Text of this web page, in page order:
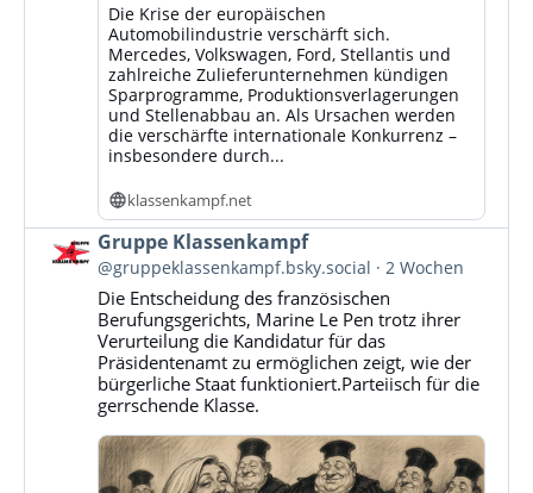
Die Krise der europäischen
Automobilindustrie verschärft sich.
Mercedes, Volkswagen, Ford, Stellantis und
zahlreiche Zulieferunternehmen kündigen
Sparprogramme, Produktionsverlagerungen
und Stellenabbau an. Als Ursachen werden
die verschärfte internationale Konkurrenz –
insbesondere durch...
klassenkampf.net
Beitrag
von
Gruppe
Klassenkampf
Bluesky
ansehen
Gruppe Klassenkampf
@gruppeklassenkampf.bsky.social 2 Wochen
Die Entscheidung des französischen
Berufungsgerichts, Marine Le Pen trotz ihrer
Verurteilung die Kandidatur für das
Präsidentenamt zu ermöglichen zeigt, wie der
bürgerliche Staat funktioniert.Parteiisch für die
gerrschende Klasse.